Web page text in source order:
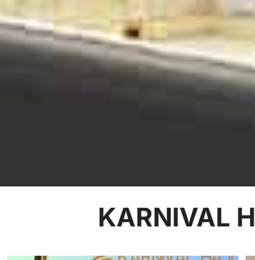
KARNIVAL